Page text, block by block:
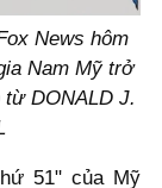
News hôm
Nam Mỹ trở
DONALD J.
51" của Mỹ